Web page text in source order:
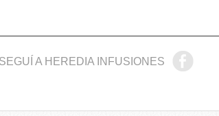
SEGUÍ A HEREDIA INFUSIONES